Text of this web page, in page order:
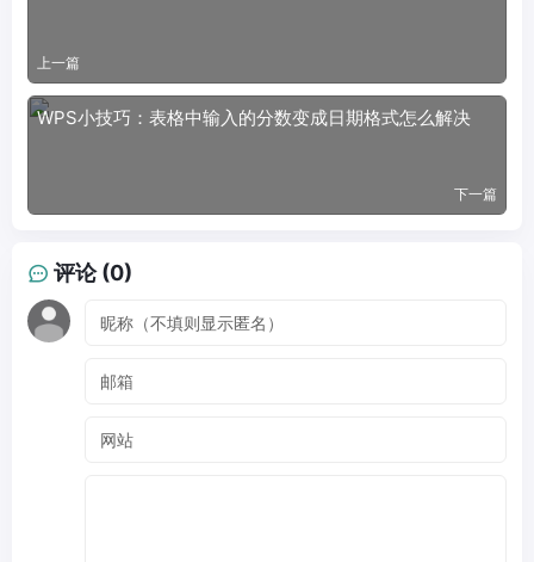
上一篇
WPS小技巧：表格中输入的分数变成日期格式怎么解决
下一篇
评论 (0)